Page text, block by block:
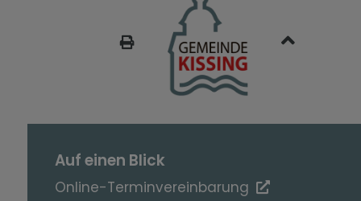
Auf einen Blick
Online-Terminvereinbarung